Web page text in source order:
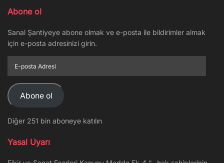
Abone ol
Sanal Şantiyeye abone olmak ve e-posta ile bildirimler almak
için e-posta adresinizi girin.
posta
Adresi
Abone ol
Diğer 251 bin aboneye katılın
Yasal Uyarı